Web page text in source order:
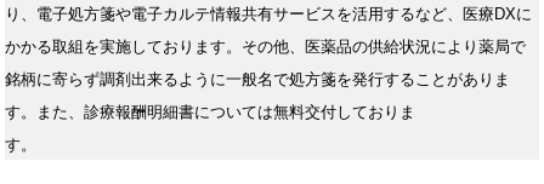
り、電子処方箋や電子カルテ情報共有サービスを活用するなど、医療DXに
かかる取組を実施しております。その他、医薬品の供給状況により薬局で
銘柄に寄らず調剤出来るように一般名で処方箋を発行することがありま
す。また、診療報酬明細書については無料交付しておりま
す。